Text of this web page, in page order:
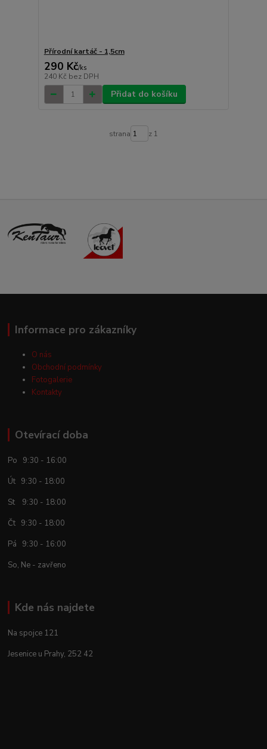
Přírodní kartáč - 1,5cm
290 Kč/ks
240 Kč bez DPH
Přidat do košíku
strana z 1
Informace pro zákazníky
O nás
Obchodní podmínky
Fotogalerie
Kontakty
Otevírací doba
Po 9:30 - 16:00
Út 9:30 - 18:00
St 9:30 - 18:00
Čt 9:30 - 18:00
Pá 9:30 - 16:00
So, Ne - zavřeno
Kde nás najdete
Na spojce 121
Jesenice u Prahy, 252 42